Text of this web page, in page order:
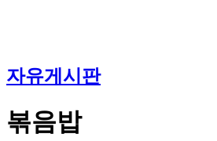
자유게시판
볶음밥